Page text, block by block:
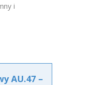
i
AU.47 –